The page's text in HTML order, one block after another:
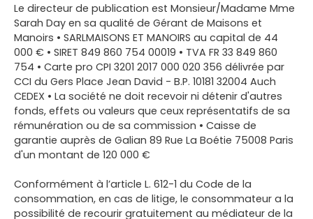
Le directeur de publication est Monsieur/Madame Mme
Sarah Day en sa qualité de Gérant de Maisons et
Manoirs • SARLMAISONS ET MANOIRS au capital de 44
000 € • SIRET 849 860 754 00019 • TVA FR 33 849 860
754 • Carte pro CPI 3201 2017 000 020 356 délivrée par
CCI du Gers Place Jean David - B.P. 10181 32004 Auch
CEDEX • La société ne doit recevoir ni détenir d'autres
fonds, effets ou valeurs que ceux représentatifs de sa
rémunération ou de sa commission • Caisse de
garantie auprès de Galian 89 Rue La Boétie 75008 Paris
d'un montant de 120 000 €
Conformément à l’article L. 612-1 du Code de la
consommation, en cas de litige, le consommateur a la
possibilité de recourir gratuitement au médiateur de la